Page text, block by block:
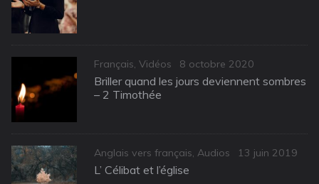
Categories
Français, Vidéos
Posted
on
8 octobre 2020
Briller quand les jours deviennent sombres
– 2 Timothée
Categories
Anglais vers français, Audios
Posted
13 juin 2019
L’ Célibat et l’église